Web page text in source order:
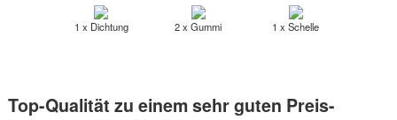
1 x Dichtung 2 x Gummi 1 x Schelle
Top-Qualität zu einem sehr guten Preis-